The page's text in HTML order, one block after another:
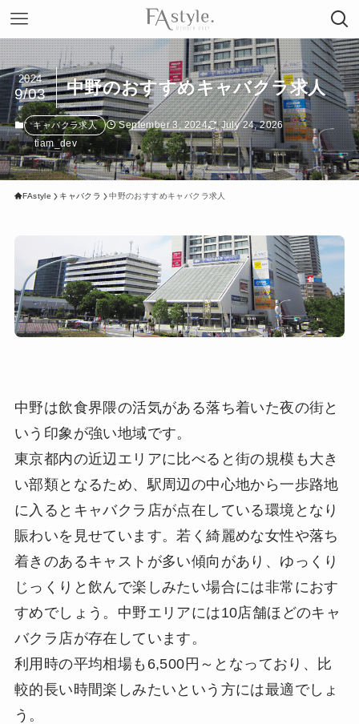
中野のおすすめキャバクラ求人
2024
9/03
キャバクラ求人 September 3, 2024
July 24, 2026
tiam_dev
FAstyle キャバクラ 中野のおすすめキャバクラ求人
中野は飲食界隈の活気がある落ち着いた夜の街と
いう印象が強い地域です。
東京都内の近辺エリアに比べると街の規模も大き
い部類となるため、駅周辺の中心地から一歩路地
に入るとキャバクラ店が点在している環境となり
賑わいを見せています。若く綺麗めな女性や落ち
着きのあるキャストが多い傾向があり、ゆっくり
じっくりと飲んで楽しみたい場合には非常におす
すめでしょう。中野エリアには10店舗ほどのキャ
バクラ店が存在しています。
利用時の平均相場も6,500円～となっており、比
較的長い時間楽しみたいという方には最適でしょ
う。